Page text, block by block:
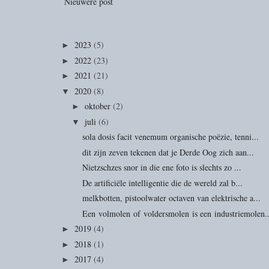
► 2023 (5)
► 2022 (23)
► 2021 (21)
▼ 2020 (8)
► oktober (2)
▼ juli (6)
sola dosis facit venemum organische poëzie, tenni...
dit zijn zeven tekenen dat je Derde Oog zich aan...
Nietzschzes snor in die ene foto is slechts zo ...
De artificiële intelligentie die de wereld zal b...
melkbotten, pistoolwater octaven van elektrische a...
Een volmolen of voldersmolen is een
► 2019 (4)
► 2018 (1)
► 2017 (4)